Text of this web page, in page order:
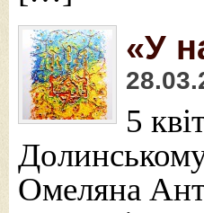
«У
5
Омеляна